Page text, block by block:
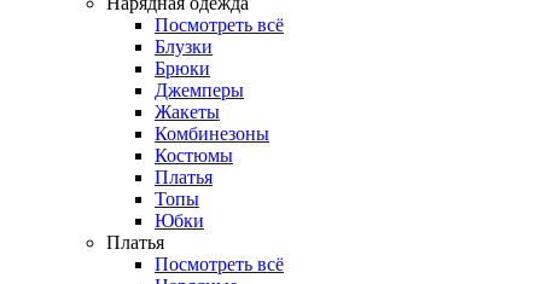
Посмотреть всё
Блузки
Брюки
Джемперы
Жакеты
Комбинезоны
Костюмы
Платья
Топы
Юбки
Платья
Посмотреть всё